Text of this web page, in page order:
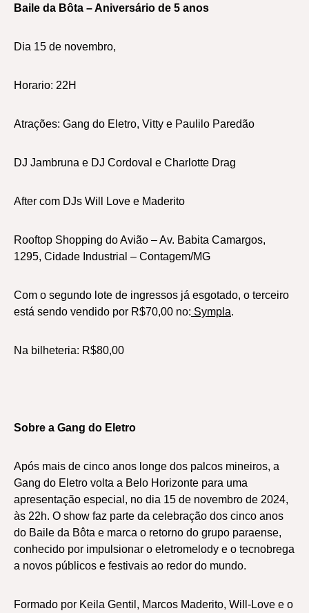
Baile da Bôta – Aniversário de 5 anos
Dia 15 de novembro,
Horario: 22H
Atrações: Gang do Eletro, Vitty e Paulilo Paredão
DJ Jambruna e DJ Cordoval e Charlotte Drag
After com DJs Will Love e Maderito
Rooftop Shopping do Avião – Av. Babita Camargos,
1295, Cidade Industrial – Contagem/MG
Com o segundo lote de ingressos já esgotado, o terceiro
está sendo vendido por R$70,00 no: Sympla.
Na bilheteria: R$80,00
Sobre a Gang do Eletro
Após mais de cinco anos longe dos palcos mineiros, a
Gang do Eletro volta a Belo Horizonte para uma
apresentação especial, no dia 15 de novembro de 2024,
às 22h. O show faz parte da celebração dos cinco anos
do Baile da Bôta e marca o retorno do grupo paraense,
conhecido por impulsionar o eletromelody e o tecnobrega
a novos públicos e festivais ao redor do mundo.
Formado por Keila Gentil, Marcos Maderito, Will-Love e o